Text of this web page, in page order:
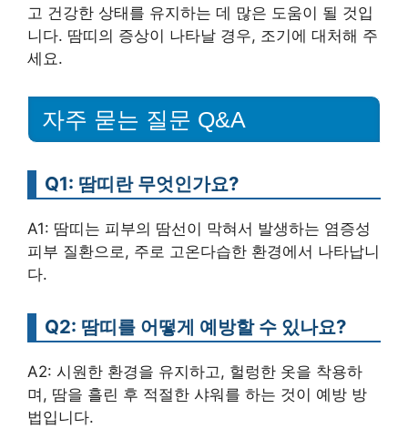
고 건강한 상태를 유지하는 데 많은 도움이 될 것입
니다. 땀띠의 증상이 나타날 경우, 조기에 대처해 주
세요.
자주 묻는 질문 Q&A
Q1: 땀띠란 무엇인가요?
A1: 땀띠는 피부의 땀선이 막혀서 발생하는 염증성
피부 질환으로, 주로 고온다습한 환경에서 나타납니
다.
Q2: 땀띠를 어떻게 예방할 수 있나요?
A2: 시원한 환경을 유지하고, 헐렁한 옷을 착용하
며, 땀을 흘린 후 적절한 샤워를 하는 것이 예방 방
법입니다.